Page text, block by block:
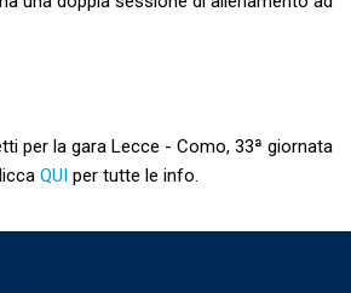
per la gara Lecce - Como, 33ª giornata
QUI per tutte le info.